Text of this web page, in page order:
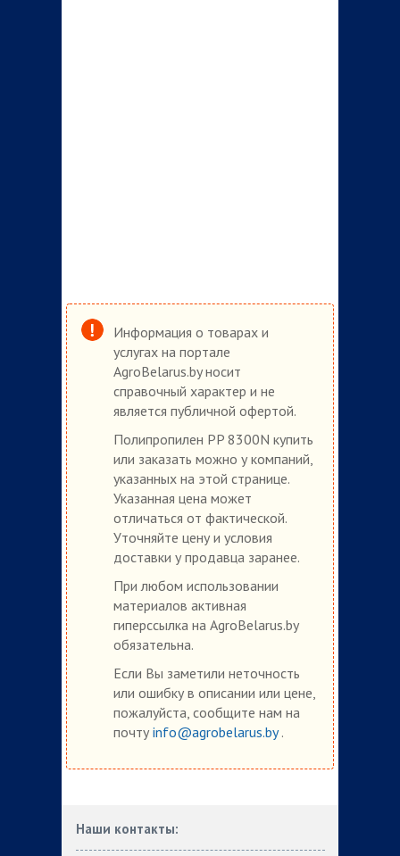
Информация о товарах и
услугах на портале
AgroBelarus.by носит
справочный характер и не
является публичной офертой.
Полипропилен PP 8300N купить
или заказать можно у компаний,
указанных на этой странице.
Указанная цена может
отличаться от фактической.
Уточняйте цену и условия
доставки у продавца заранее.
При любом использовании
материалов активная
гиперссылка на AgroBelarus.by
обязательна.
Если Вы заметили неточность
или ошибку в описании или цене,
пожалуйста, сообщите нам на
почту info@agrobelarus.by.
Наши контакты: